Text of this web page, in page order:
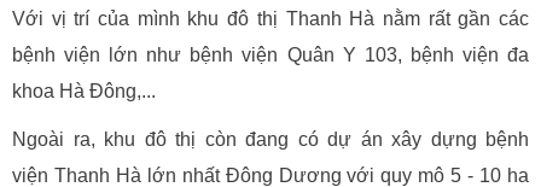
Với vị trí của mình khu đô thị Thanh Hà nằm rất gần các
bệnh viện lớn như bệnh viện Quân Y 103, bệnh viện đa
khoa Hà Đông,...
Ngoài ra, khu đô thị còn đang có dự án xây dựng bệnh
viện Thanh Hà lớn nhất Đông Dương với quy mô 5 - 10 ha